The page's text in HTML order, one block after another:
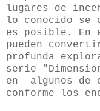
lugares de
lo conocido se
es posible. En
pueden
profunda
serie
en algunos de
conforme los